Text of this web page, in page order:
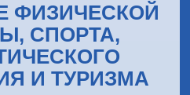
ФИЗИЧЕСКОЙ
СПОРТА,
И ТУРИЗМА